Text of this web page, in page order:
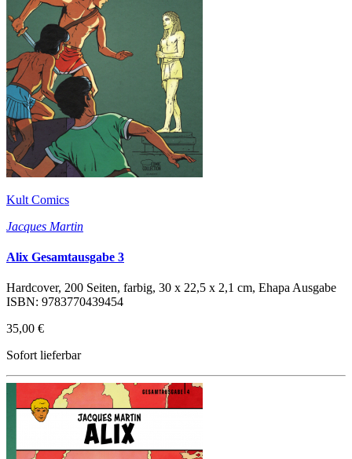
Kult Comics
Jacques Martin
Alix Gesamtausgabe 3
Hardcover, 200 Seiten, farbig, 30 x 22,5 x 2,1 cm, Ehapa Ausgabe
ISBN: 9783770439454
35,00 €
Sofort lieferbar